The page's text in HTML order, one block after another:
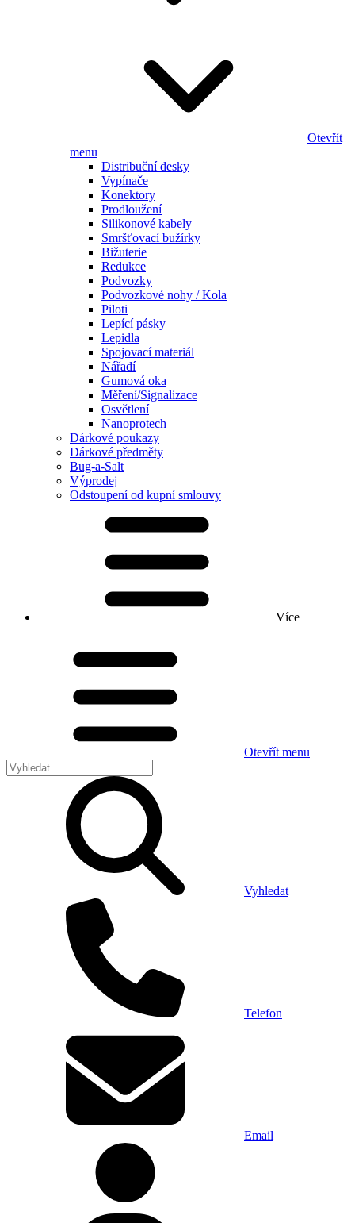
Otevřít
menu
Distribuční desky
Vypínače
Konektory
Prodloužení
Silikonové kabely
Smršťovací bužírky
Bižuterie
Redukce
Podvozky
Podvozkové nohy / Kola
Piloti
Lepící pásky
Lepidla
Spojovací materiál
Nářadí
Gumová oka
Měření/Signalizace
Osvětlení
Nanoprotech
Dárkové poukazy
Dárkové předměty
Bug-a-Salt
Výprodej
Odstoupení od kupní smlouvy
Více
Otevřít menu
Vyhledat
Telefon
Email